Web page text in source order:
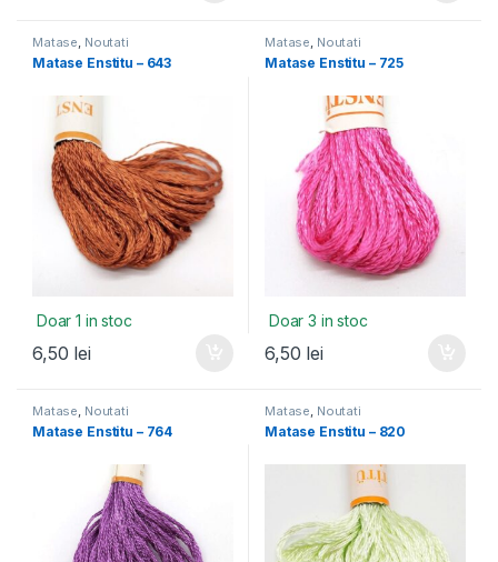
Matase, Noutati
Matase Enstitu – 643
Doar 1 in stoc
6,50 lei
Matase, Noutati
Matase Enstitu – 725
Doar 3 in stoc
6,50 lei
Matase, Noutati
Matase Enstitu – 764
Matase, Noutati
Matase Enstitu – 820